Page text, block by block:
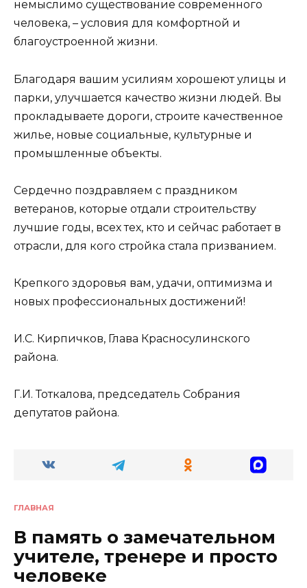
немыслимо существование современного
человека, – условия для комфортной и
благоустроенной жизни.
Благодаря вашим усилиям хорошеют улицы и
парки, улучшается качество жизни людей. Вы
прокладываете дороги, строите качественное
жилье, новые социальные, культурные и
промышленные объекты.
Сердечно поздравляем с праздником
ветеранов, которые отдали строительству
лучшие годы, всех тех, кто и сейчас работает в
отрасли, для кого стройка стала призванием.
Крепкого здоровья вам, удачи, оптимизма и
новых профессиональных достижений!
И.С. Кирпичков, Глава Красносулинского
района.
Г.И. Тоткалова, председатель Собрания
депутатов района.
ГЛАВНАЯ
В память о замечательном
учителе, тренере и просто
человеке